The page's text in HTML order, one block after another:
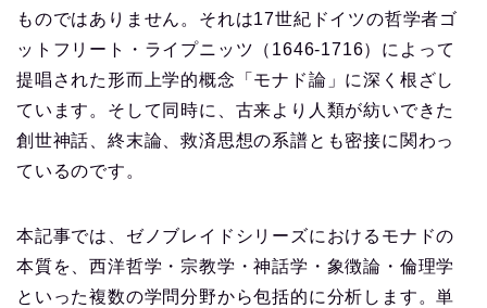
ものではありません。それは17世紀ドイツの哲学者ゴ
ットフリート・ライプニッツ（1646-1716）によって
提唱された形而上学的概念「モナド論」に深く根ざし
ています。そして同時に、古来より人類が紡いできた
創世神話、終末論、救済思想の系譜とも密接に関わっ
ているのです。
本記事では、ゼノブレイドシリーズにおけるモナドの
本質を、西洋哲学・宗教学・神話学・象徴論・倫理学
といった複数の学問分野から包括的に分析します。単